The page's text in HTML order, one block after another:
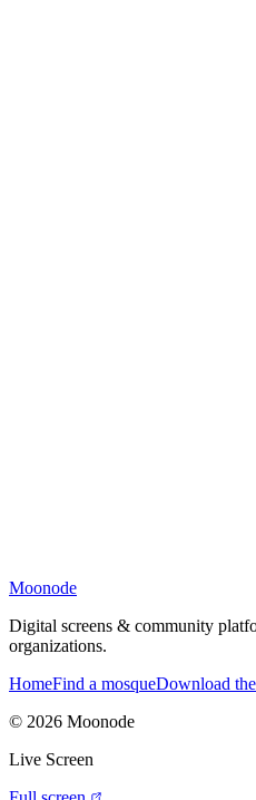
Moonode
Digital screens & community
organizations.
HomeFind a mosqueDownload
© 2026 Moonode
Live Screen